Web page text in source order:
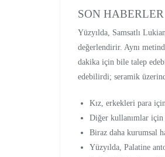
SON HABERLER
Yüzyılda, Samsatlı
değerlendirir. Aynı
dakika için bile talep
edebilirdi; seramik
Kız, erkekleri para
Diğer kullanımlar için
Biraz daha kurumsal
Yüzyılda, Palatine